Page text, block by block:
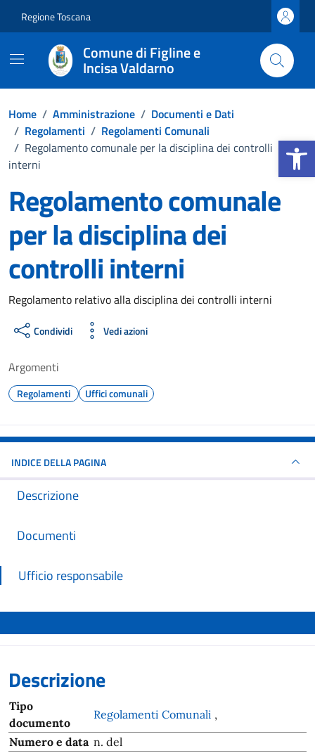
Apri la
Regione Toscana
Comune di Figline e
Incisa Valdarno
Home / Amministrazione / Documenti e Dati
/ Regolamenti / Regolamenti Comunali
/ Regolamento comunale per la disciplina dei controlli
interni
Regolamento comunale
per la disciplina dei
controlli interni
Dettagli del documento
Regolamento relativo alla disciplina dei controlli interni
Condividi Vedi azioni
Argomenti
Regolamenti Uffici comunali
INDICE DELLA PAGINA
Descrizione
Documenti
Ufficio responsabile
Descrizione
Tipo
documento
Regolamenti Comunali ,
Numero e data n. del